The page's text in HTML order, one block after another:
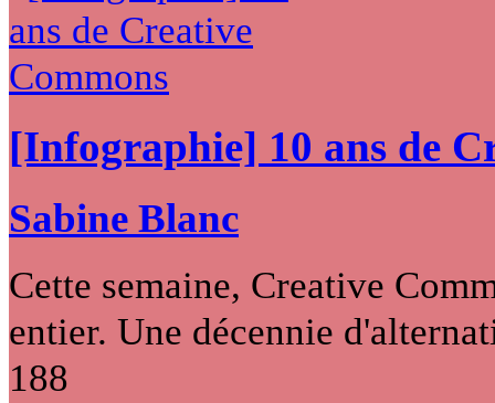
[Infographie] 10 ans de
Sabine Blanc
Cette semaine, Creative
entier. Une décennie
188